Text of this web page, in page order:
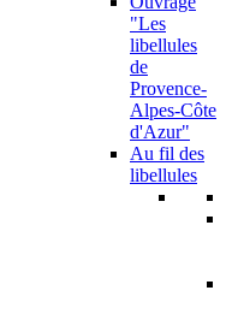
"Les
libellules
de
Provence-
Alpes-Côte
d'Azur"
Au fil des
libellules